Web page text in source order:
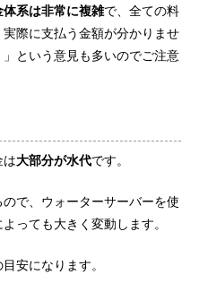
系は非常に複雑で、全ての料
際に支払う金額が分かりませ
という意見も多いのでご注意
大部分が水代です。
で、ウォーターサーバーを使
っても大きく変動します。
安になります。